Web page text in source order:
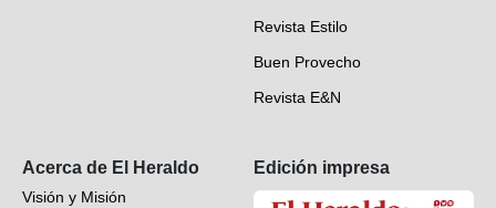
Revista Estilo
Buen Provecho
Revista E&N
Acerca de El Heraldo
Visión y Misión
Edición impresa